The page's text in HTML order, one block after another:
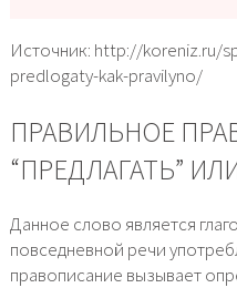
Источник: http://koreniz.ru/
predlogaty-kak-pravilyno/
ПРАВИЛЬНОЕ
“ПРЕДЛАГАТЬ”
Данное слово является
повседневной речи
правописание вызывает